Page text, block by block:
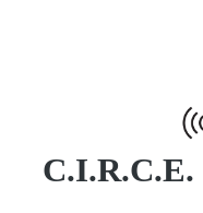
C.I.R.C.E.